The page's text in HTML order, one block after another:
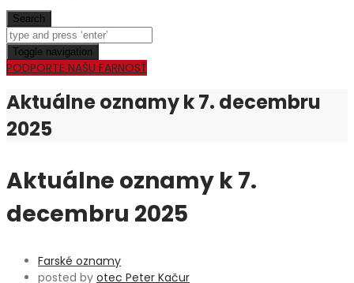
Search
Toggle navigation
PODPORTE NAŠU FARNOSŤ
Aktuálne oznamy k 7. decembru
2025
Aktuálne oznamy k 7.
decembru 2025
Farské oznamy
posted by otec Peter Kačur